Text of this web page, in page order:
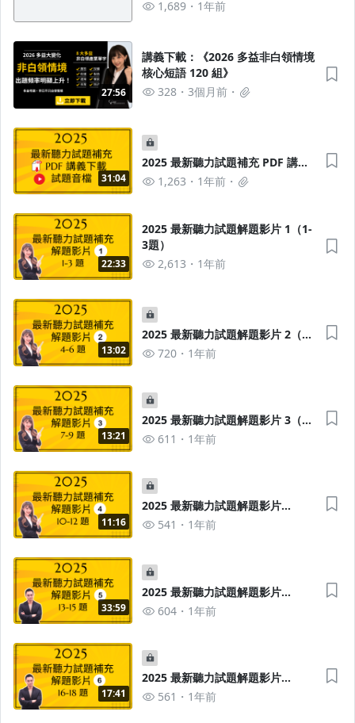
1,689 1年前
27:56
講義下載：《2026 多益非白領情境
核心短語 120 組》
328
3個月前
31:04
2025 最新聽力試題補充 PDF 講義
下載 & 試題音檔
1,263 1年前
22:33
2025 最新聽力試題解題影片 1（1-
3題）
2,613
1年前
13:02
2025 最新聽力試題解題影片 2（4-
6題）
720 1年前
13:21
2025 最新聽力試題解題影片 3（7-
9題）
611 1年前
11:16
2025 最新聽力試題解題影片
4（10-12題）
541 1年前
33:59
2025 最新聽力試題解題影片
5（13-15題）
604 1年前
17:41
2025 最新聽力試題解題影片
6（16-18題）
561 1年前